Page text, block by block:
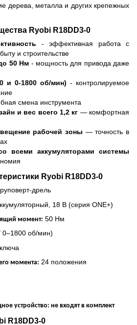
дерева, металла и других крепежных
Ryobi R18DD3-0
- эффективная работа с
и строительстве
50 Нм - мощность для привода даже
и 0-1800 об/мин) - контролируемое
смена инструмента
и вес всего 1,2 кг — комфортная
рабочей зоны — точность в
всеми аккумуляторами системы
Ryobi R18DD3-0
дрель
18 В (серия ONE+)
момент: 50 Нм
0–1800 об/мин)
момента: 24 положения
устройство: не входят в комплект
R18DD3-0